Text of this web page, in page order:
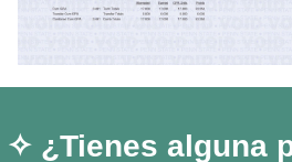
✧ ¿Tienes alguna